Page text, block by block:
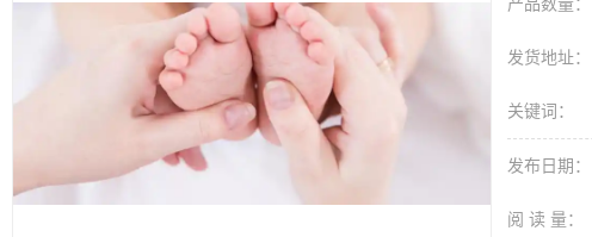
产品数量：
发货地址：
关键词：
发布日期：
阅 读 量：